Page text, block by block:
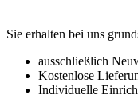
Sie erhalten bei uns
ausschließlich
Kostenlose
Individuelle